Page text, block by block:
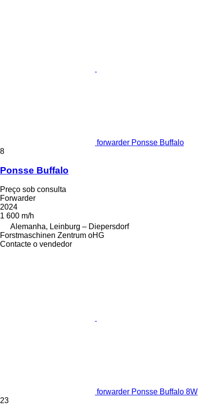
forwarder Ponsse Buffalo
8
Ponsse Buffalo
Preço sob consulta
Forwarder
2024
1 600 m/h
Alemanha, Leinburg – Diepersdorf
Forstmaschinen Zentrum oHG
Contacte o vendedor
forwarder Ponsse Buffalo 8W
23